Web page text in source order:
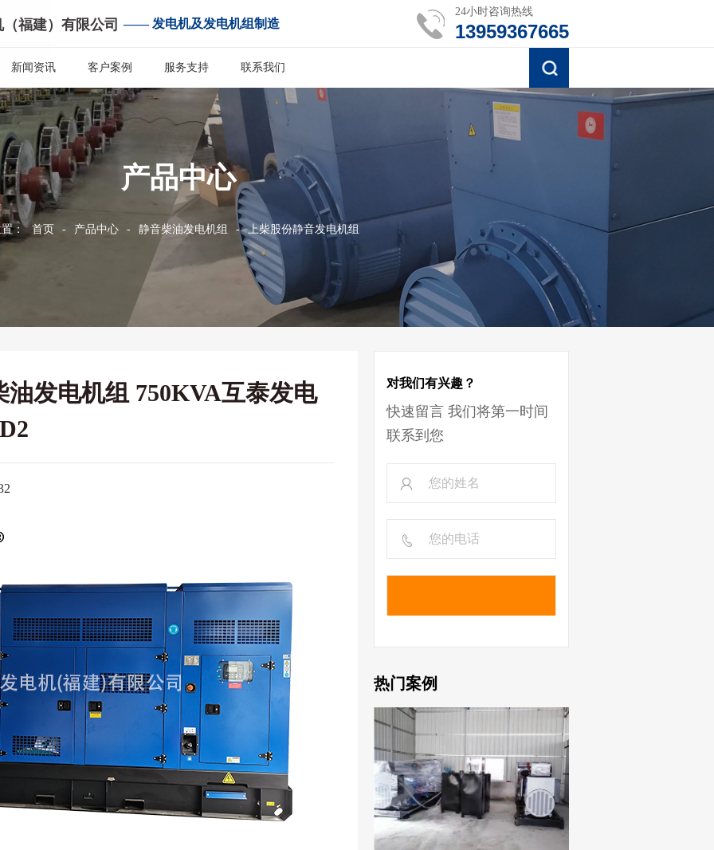
福建）有限公司 —— 发电机及发电机组制造
24小时咨询热线
13959367665
新闻资讯 客户案例 服务支持 联系我们
产品中心
： 首页 - 产品中心 - 静音柴油发电机组 - 上柴股份静音发电机组
发电机组 750KVA互泰发电
对我们有兴趣？
快速留言 我们将第一时间
联系到您
热门案例